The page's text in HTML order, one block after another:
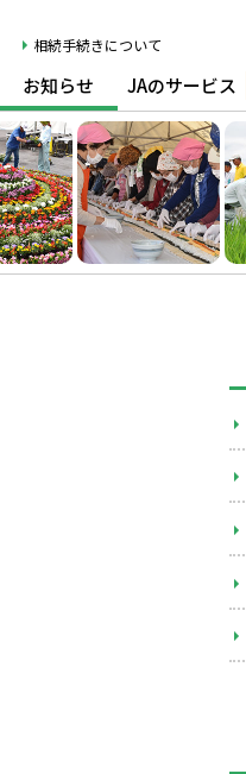
相続手続きについて
お知らせ JAのサービス